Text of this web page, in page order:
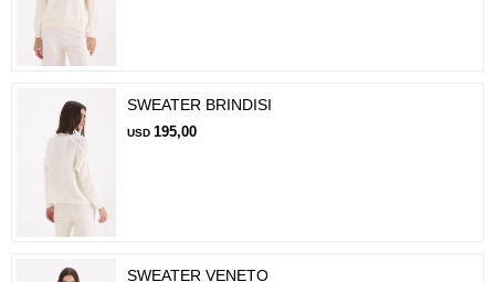
SWEATER BRINDISI
USD 195,00
SWEATER VENETO